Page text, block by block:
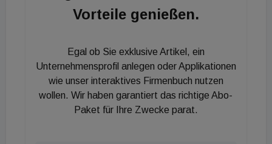
System, erkennt eine etwaige Überlast und
Zusätzlichen Komfort bietet eine LED-Anzeige.
Über eine eigene App, erhältlich für iOS und
Android, können Anwender rasch eine Ladestation
in ihrer Nähe finden. Dank der großzügigen
Betriebstemperaturspanne zwischen -25 und +40
Vorteile genießen.
Egal ob Sie exklusive Artikel, ein
Unternehmensprofil anlegen oder Applikationen
wie unser interaktives Firmenbuch nutzen
wollen. Wir haben garantiert das richtige Abo-
Paket für Ihre Zwecke parat.